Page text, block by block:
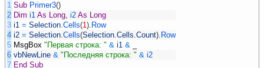
1
2
3
4
5
6
7
Sub Primer3()
Dim i1 As Long, i2 As Long
i1 = Selection.Cells(1). Row
i2 = Selection.Cells(Selection.Cells.Count). Row
MsgBox "Первая строка: " & i1 &
vbNewLine & "Последняя строка: " & i2
End Sub